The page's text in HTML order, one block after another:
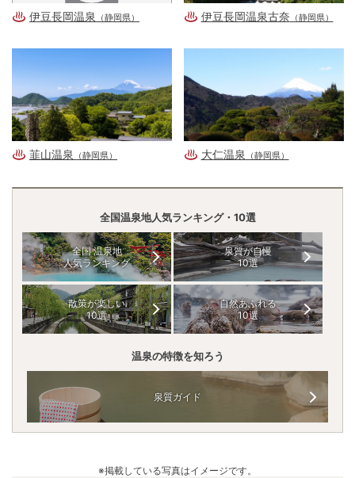
伊豆長岡温泉 （静岡県） 伊豆長岡温泉古奈 （静岡県）
韮山温泉 （静岡県） 大仁温泉 （静岡県）
全国温泉地人気ランキング・10選
全国 温泉地
人気ランキング
泉質が自慢
10選
散策が楽しい
10選
自然あふれる
10選
温泉の特徴を知ろう
泉質ガイド
※掲載している写真はイメージです。